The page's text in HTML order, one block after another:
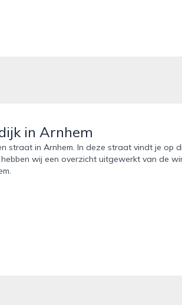
in Arnhem
straat in Arnhem. In deze straat vindt je op
wij een overzicht uitgewerkt van de